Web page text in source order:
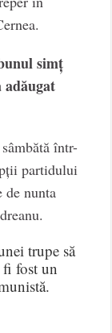
simț
adăugat
într-
partidului
de nunta
trupe să
fi fost un